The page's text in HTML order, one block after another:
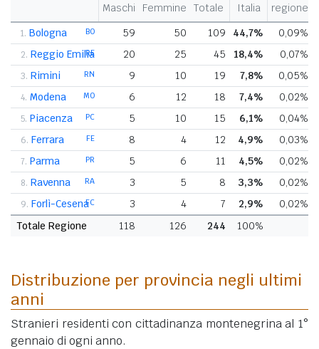
Italia
regione
Maschi Femmine Totale
1. BO
Bologna 59 50 109 44,7% 0,09%
2. RE
Reggio Emilia 20 25 45 18,4% 0,07%
3. RN
Rimini 9 10 19 7,8% 0,05%
4. MO
Modena 6 12 18 7,4% 0,02%
5. PC
Piacenza 5 10 15 6,1% 0,04%
6. FE
Ferrara 8 4 12 4,9% 0,03%
7. PR
Parma 5 6 11 4,5% 0,02%
8. RA
Ravenna 3 5 8 3,3% 0,02%
9. FC
Forlì-Cesena 3 4 7 2,9%
0,02%
Totale Regione
118 126 244 100%
Distribuzione per provincia negli ultimi
anni
Stranieri residenti con cittadinanza montenegrina al 1°
gennaio di ogni anno.